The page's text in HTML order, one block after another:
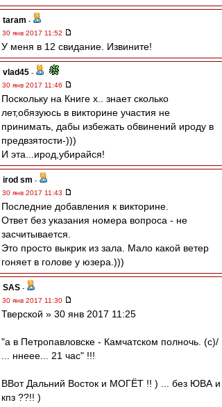
taram -
30 янв 2017 11:52
У меня в 12 свидание. Извините!
vlad45 -
30 янв 2017 11:46
Поскольку на Книге х.. знает сколько
лет,обязуюсь в викторине участия не
принимать, дабы избежать обвинений ироду в
предвзятости-)))
И эта...ирод,убирайся!
irod sm -
30 янв 2017 11:43
Последние добавления к викторине.
Ответ без указания номера вопроса - не
засчитывается.
Это просто выкрик из зала. Мало какой ветер
гоняет в голове у юзера.)))
SAS -
30 янв 2017 11:30
Тверской » 30 янв 2017 11:25
"а в Петропавловске - Камчатском полночь. (c)/
... ннеее... 21 час" !!!
ВВот Дальний Восток и МОГЁТ !! ) ... без ЮВА и
кпз ??!! )